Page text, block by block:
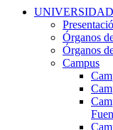
UNIVERSIDAD
Órganos
Órganos
Campus